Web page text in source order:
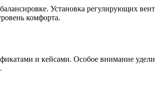
Установка регулирующих
комфорта.
и кейсами. Особое внимание